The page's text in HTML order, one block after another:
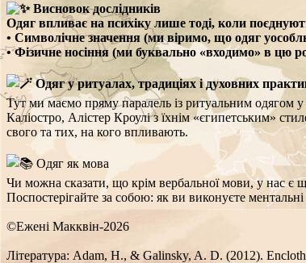
Висновок дослідників
Одяг впливає на психіку лише тоді, коли
• Символічне значення (ми віримо, що одяг
• Фізичне носіння (ми буквально «входимо» в цю
Одяг у ритуалах, традиціях і духовних
Тут ми маємо пряму паралель із ритуальним одягом
Каліостро, Алістер Кроулі з їхнім «єгипетським»
свого та тих, на кого впливають.
Одяг як мова
Чи можна сказати, що крім вербальної мови, у нас
Поспостерігайте за собою: як ви виконуєте
©Ежені Макквін-2026
Література: Adam, H., & Galinsky, A. D. (2012).